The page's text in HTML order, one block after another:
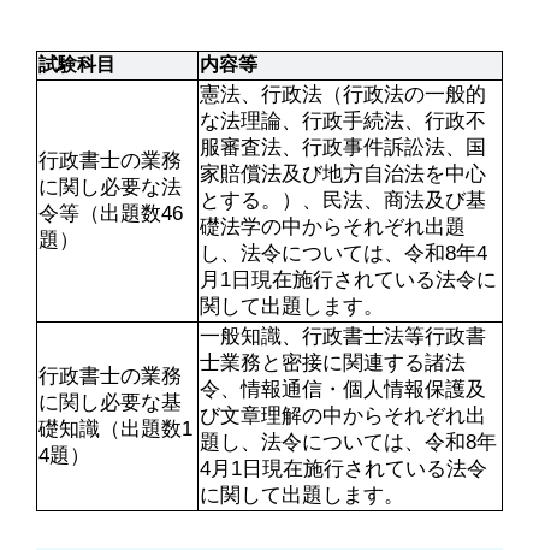
試験科目 内容等
行政書士の業務
に関し必要な法
令等（出題数46
題）
憲法、行政法（行政法の一般的
な法理論、行政手続法、行政不
服審査法、行政事件訴訟法、国
家賠償法及び地方自治法を中心
とする。）、民法、商法及び基
礎法学の中からそれぞれ出題
し、法令については、令和8年4
月1日現在施行されている法令に
関して出題します。
行政書士の業務
に関し必要な基
礎知識（出題数1
4題）
一般知識、行政書士法等行政書
士業務と密接に関連する諸法
令、情報通信・個人情報保護及
び文章理解の中からそれぞれ出
題し、法令については、令和8年
4月1日現在施行されている法令
に関して出題します。